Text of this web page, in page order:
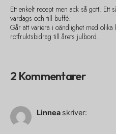
Ett enkelt recept men ack så gott! Ett
vardags och till buffé.
Går att variera i oändlighet med
rotfruktsbidrag till årets julbord.
2 Kommentarer
Linnea skriver: